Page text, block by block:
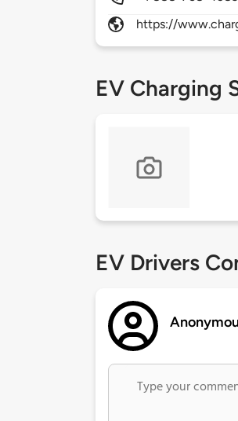
https://
EV Charging
EV Drivers